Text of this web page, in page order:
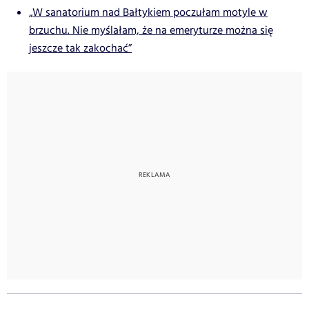
„W sanatorium nad Bałtykiem poczułam motyle w
brzuchu. Nie myślałam, że na emeryturze można się
jeszcze tak zakochać”